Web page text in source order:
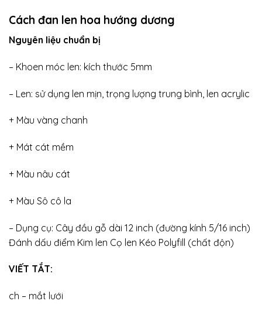
Cách đan len hoa hướng dương
Nguyên liệu chuẩn bị
– Khoen móc len: kích thước 5mm
– Len: sử dụng len mịn, trọng lượng trung bình, len acrylic
+ Màu vàng chanh
+ Mát cát mềm
+ Màu nâu cát
+ Màu Sô cô la
– Dụng cụ: Cây đầu gỗ dài 12 inch (đường kính 5/16 inch)
Đánh dấu điểm Kim len Cọ len Kéo Polyfill (chất độn)
VIẾT TẮT:
ch – mắt lưới